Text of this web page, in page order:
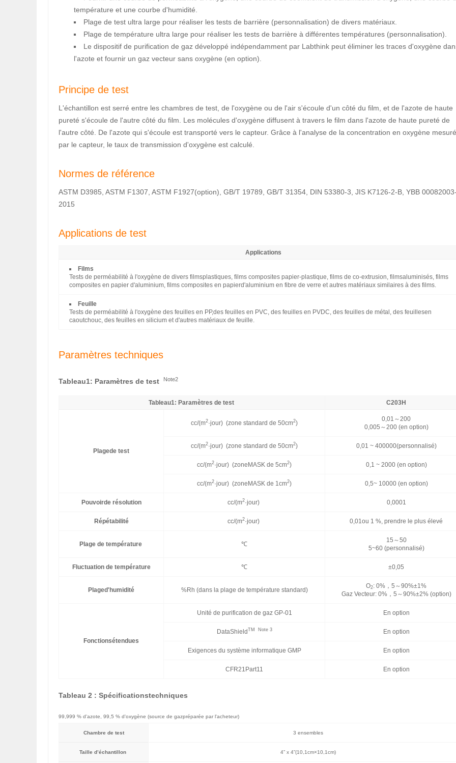
température et une courbe d'humidité.
Plage de test ultra large pour réaliser les tests de barrière (personnalisation) de divers matériaux.
Plage de température ultra large pour réaliser les tests de barrière à différentes températures (personnalisation).
Le dispositif de purification de gaz développé indépendamment par Labthink peut éliminer les traces d'oxygène
l'azote et fournir un gaz vecteur sans oxygène (en option).
Principe de test
L'échantillon est serré entre les chambres de test, de l'oxygène ou de l'air s'écoule d'un côté du film, et de l'azote de haute
pureté s'écoule de l'autre côté du film. Les molécules d'oxygène diffusent à travers le film dans l'azote de haute pureté de
l'autre côté. De l'azote qui s'écoule est transporté vers le capteur. Grâce à l'analyse de la concentration en oxygène
par le capteur, le taux de transmission d'oxygène est calculé.
Normes de référence
ASTM D3985, ASTM F1307, ASTM F1927(option), GB/T 19789, GB/T 31354, DIN 53380-3, JIS K7126-2-B, YBB
2015
Applications de test
Applications
Films
Tests de perméabilité à l'oxygène de divers filmsplastiques, films composites papier-plastique, films de co-extrusion, filmsaluminisés, films
composites en papier d'aluminium, films composites en papierd'aluminium en fibre de verre et autres matériaux similaires à des films.
Feuille
Tests de perméabilité à l'oxygène des feuilles en PP,des feuilles en PVC, des feuilles en PVDC, des feuilles de métal, des feuillesen
caoutchouc, des feuilles en silicium et d'autres matériaux de feuille.
Paramètres techniques
Tableau1: Paramètres de test Note2
Tableau1: Paramètres de test C203H
Plagede test
cc/(m2·jour) (zone standard de 50cm2)
0,01～200
0,005～200 (en option)
cc/(m2·jour) (zone standard de 50cm2) 0,01 ~ 400000(personnalisé)
cc/(m2·jour) (zoneMASK de 5cm2) 0,1 ~ 2000 (en option)
cc/(m2·jour) (zoneMASK de 1cm2) 0,5~ 10000 (en option)
Pouvoirde résolution cc/(m2·jour) 0,0001
Répétabilité cc/(m2·jour) 0,01ou 1 %, prendre le plus élevé
Plage de température ℃
15～50
5~60 (personnalisé)
Fluctuation de température ℃ ±0,05
Plaged'humidité %Rh (dans la plage de température standard)
O2: 0%，5～90%±1%
Gaz Vecteur: 0%，5～90%±2% (option)
Fonctionsétendues
Unité de purification de gaz GP-01 En option
DataShieldTM Note 3 En option
Exigences du système informatique GMP En option
CFR21Part11 En option
Tableau 2 : Spécificationstechniques
99,999 % d'azote, 99,5 % d'oxygène (source de gazpréparée par l'acheteur)
Chambre de test 3 ensembles
Taille d’échantillon 4” x 4”(10,1cm×10,1cm)